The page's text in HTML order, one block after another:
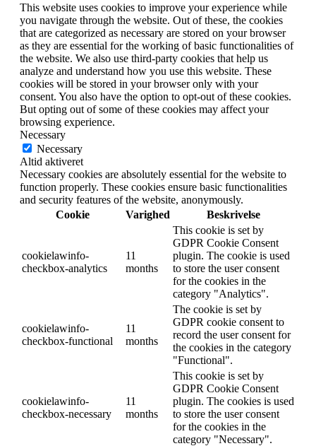
This website uses cookies to improve your experience while
you navigate through the website. Out of these, the cookies
that are categorized as necessary are stored on your browser
as they are essential for the working of basic functionalities of
the website. We also use third-party cookies that help us
analyze and understand how you use this website. These
cookies will be stored in your browser only with your
consent. You also have the option to opt-out of these cookies.
But opting out of some of these cookies may affect your
browsing experience.
Necessary
Necessary
Altid aktiveret
Necessary cookies are absolutely essential for the website to
function properly. These cookies ensure basic functionalities
and security features of the website, anonymously.
Cookie
Varighed Beskrivelse
cookielawinfo-
checkbox-analytics
11
months
This cookie is set by
GDPR Cookie Consent
plugin. The cookie is used
to store the user consent
for the cookies in the
category "Analytics".
cookielawinfo-
checkbox-functional
11
months
The cookie is set by
GDPR cookie consent to
record the user consent for
the cookies in the category
"Functional".
cookielawinfo-
checkbox-necessary
11
months
This cookie is set by
GDPR Cookie Consent
plugin. The cookies is used
to store the user consent
for the cookies in the
category "Necessary".